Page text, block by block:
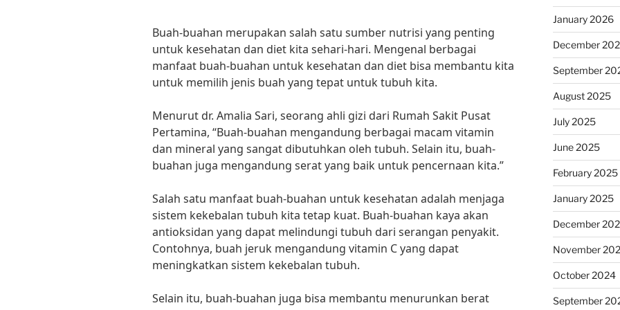
Buah-buahan merupakan salah satu sumber nutrisi yang penting
untuk kesehatan dan diet kita sehari-hari. Mengenal berbagai
manfaat buah-buahan untuk kesehatan dan diet bisa membantu kita
untuk memilih jenis buah yang tepat untuk tubuh kita.
Menurut dr. Amalia Sari, seorang ahli gizi dari Rumah Sakit Pusat
Pertamina, “Buah-buahan mengandung berbagai macam vitamin
dan mineral yang sangat dibutuhkan oleh tubuh. Selain itu, buah-
buahan juga mengandung serat yang baik untuk pencernaan kita.”
Salah satu manfaat buah-buahan untuk kesehatan adalah menjaga
sistem kekebalan tubuh kita tetap kuat. Buah-buahan kaya akan
antioksidan yang dapat melindungi tubuh dari serangan penyakit.
Contohnya, buah jeruk mengandung vitamin C yang dapat
meningkatkan sistem kekebalan tubuh.
Selain itu, buah-buahan juga bisa membantu menurunkan berat
January 2026
December
September
August 2025
July 2025
June 2025
February 2025
January 2025
December
November
October 2024
September